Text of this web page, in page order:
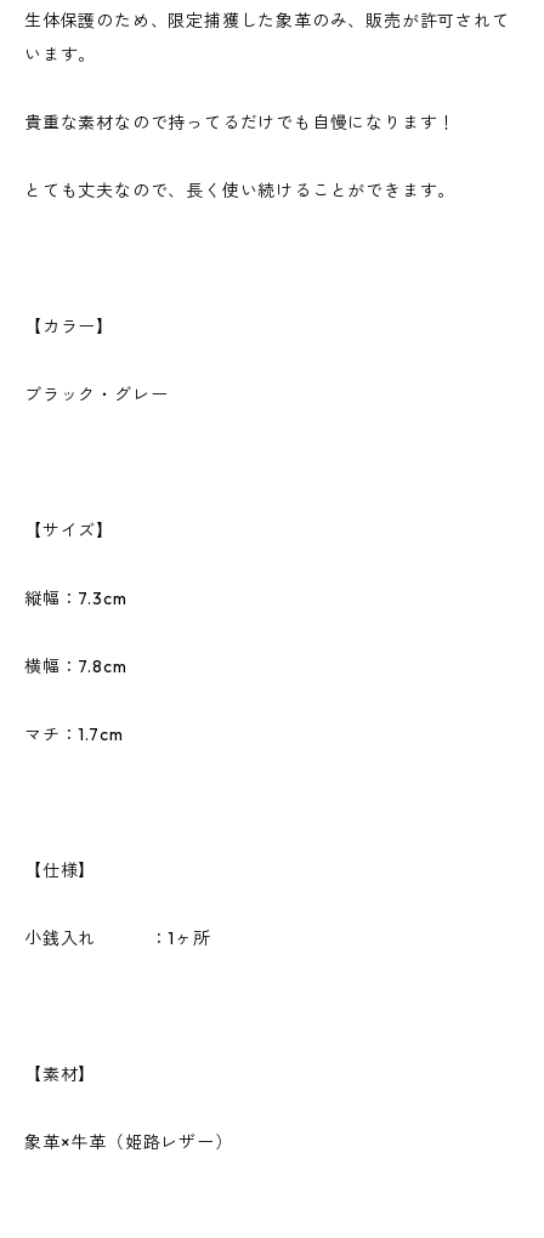
生体保護のため、限定捕獲した象革のみ、販売が許可されて
います。
貴重な素材なので持ってるだけでも自慢になります！
とても丈夫なので、長く使い続けることができます。
【カラー】
ブラック・グレー
【サイズ】
縦幅：7.3cm
横幅：7.8cm
マチ：1.7cm
【仕様】
小銭入れ ：1ヶ所
【素材】
象革×牛革（姫路レザー）